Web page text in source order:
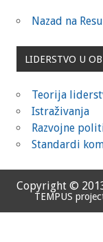
Nazad na
LIDERSTVO U
Teorija
Istraživanja
Razvojne
Standardi
Copyright ©
TEMPUS